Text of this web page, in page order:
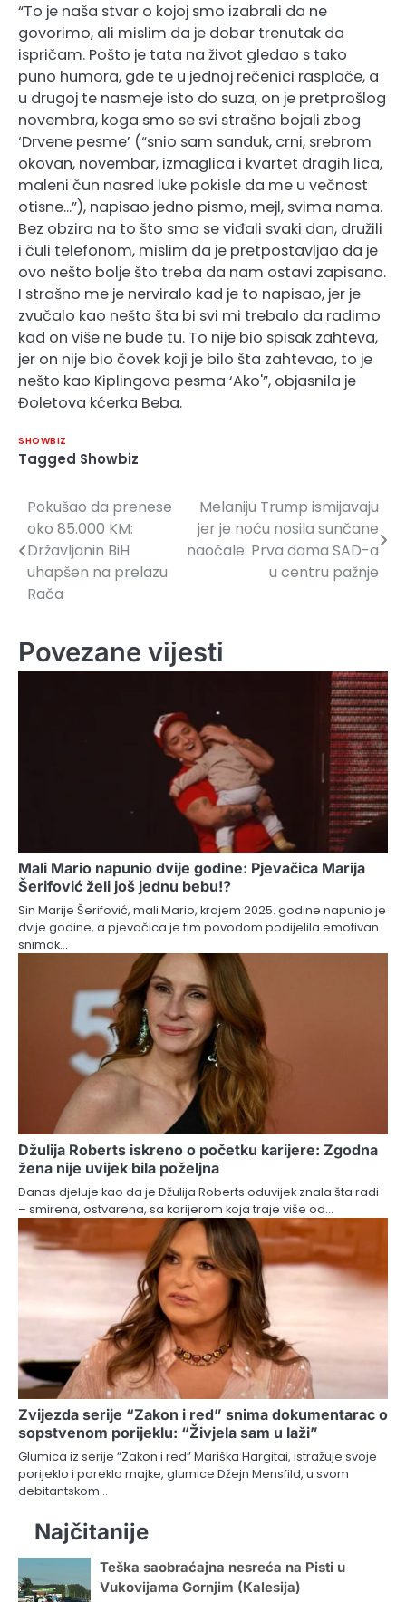
“To je naša stvar o kojoj smo izabrali da ne
govorimo, ali mislim da je dobar trenutak da
ispričam. Pošto je tata na život gledao s tako
puno humora, gde te u jednoj rečenici rasplače, a
u drugoj te nasmeje isto do suza, on je pretprošlog
novembra, koga smo se svi strašno bojali zbog
‘Drvene pesme’ (“snio sam sanduk, crni, srebrom
okovan, novembar, izmaglica i kvartet dragih lica,
maleni čun nasred luke pokisle da me u večnost
otisne…”), napisao jedno pismo, mejl, svima nama.
Bez obzira na to što smo se viđali svaki dan, družili
i čuli telefonom, mislim da je pretpostavljao da je
ovo nešto bolje što treba da nam ostavi zapisano.
I strašno me je nerviralo kad je to napisao, jer je
zvučalo kao nešto šta bi svi mi trebalo da radimo
kad on više ne bude tu. To nije bio spisak zahteva,
jer on nije bio čovek koji je bilo šta zahtevao, to je
nešto kao Kiplingova pesma ‘Ako'”, objasnila je
Đoletova kćerka Beba.
SHOWBIZ
Tagged Showbiz
Navigacija
članaka
Pokušao da prenese
oko 85.000 KM:
Državljanin BiH
uhapšen na prelazu
Rača
Melaniju Trump ismijavaju
jer je noću nosila sunčane
naočale: Prva dama SAD-a
u centru pažnje
Povezane vijesti
Mali Mario napunio dvije godine: Pjevačica Marija
Šerifović želi još jednu bebu!?
Sin Marije Šerifović, mali Mario, krajem 2025. godine napunio je
dvije godine, a pjevačica je tim povodom podijelila emotivan
snimak…
Džulija Roberts iskreno o početku karijere: Zgodna
žena nije uvijek bila poželjna
Danas djeluje kao da je Džulija Roberts oduvijek znala šta radi
– smirena, ostvarena, sa karijerom koja traje više od…
Zvijezda serije “Zakon i red” snima dokumentarac o
sopstvenom porijeklu: “Živjela sam u laži”
Glumica iz serije “Zakon i red” Mariška Hargitai, istražuje svoje
porijeklo i poreklo majke, glumice Džejn Mensfild, u svom
debitantskom…
Najčitanije
Teška saobraćajna nesreća na Pisti u
Vukovijama Gornjim (Kalesija)